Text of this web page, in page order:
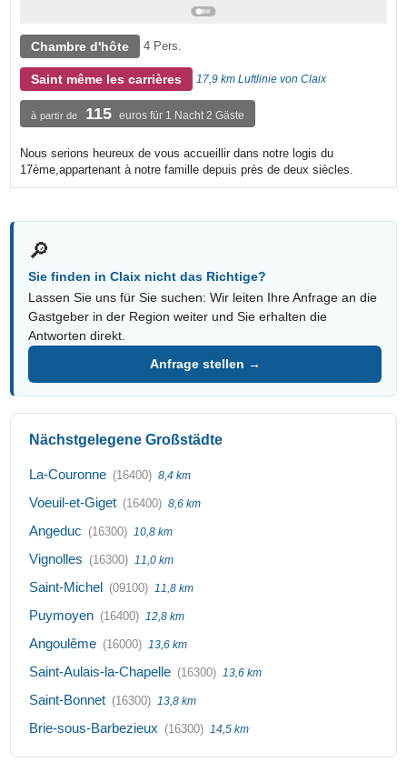
Chambre d'hôte 4 Pers.
Saint même les carrières 17,9 km Luftlinie von Claix
à partir de 115 euros für 1 Nacht 2 Gäste
Nous serions heureux de vous accueillir dans notre logis du
17ème,appartenant à notre famille depuis près de deux siècles.
🔎
Sie finden in Claix nicht das Richtige?
Lassen Sie uns für Sie suchen: Wir leiten Ihre Anfrage an die
Gastgeber in der Region weiter und Sie erhalten die
Antworten direkt.
Anfrage stellen →
Nächstgelegene Großstädte
La-Couronne (16400) 8,4 km
Voeuil-et-Giget (16400) 8,6 km
Angeduc (16300) 10,8 km
Vignolles (16300) 11,0 km
Saint-Michel (09100) 11,8 km
Puymoyen (16400) 12,8 km
Angoulême (16000) 13,6 km
Saint-Aulais-la-Chapelle (16300) 13,6 km
Saint-Bonnet (16300) 13,8 km
Brie-sous-Barbezieux (16300) 14,5 km